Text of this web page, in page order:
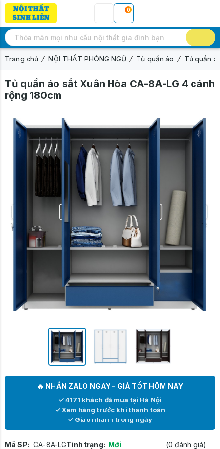
0
Trang chủ NỘI THẤT PHÒNG NGỦ Tủ quần áo Tủ quần
Tủ quần áo sắt Xuân Hòa CA-8A-LG 4 cánh
rộng 180cm
🔥 NHẮN ZALO NGAY - GIÁ TỐT HÔM NAY
✓ 4171 khách đã mua tại Hà Nội
✓ Xem hàng trước khi thanh toán
✓ Giao nhanh trong ngày
Mã SP: CA-8A-LGTình trạng: Mới
(0 đánh giá)